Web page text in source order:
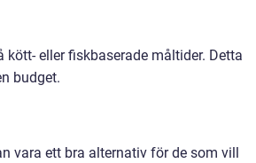
eller fiskbaserade måltider. Detta
budget.
vara ett bra alternativ för de som vill